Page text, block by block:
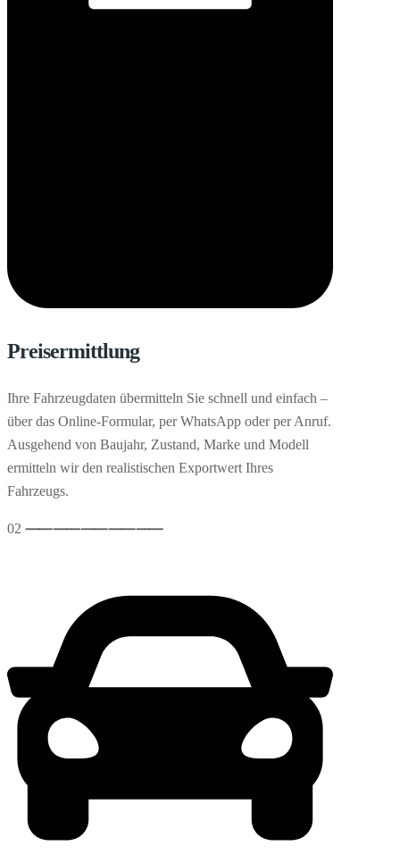
Preisermittlung
Ihre Fahrzeugdaten übermitteln Sie schnell und einfach –
über das Online-Formular, per WhatsApp oder per Anruf.
Ausgehend von Baujahr, Zustand, Marke und Modell
ermitteln wir den realistischen Exportwert Ihres
Fahrzeugs.
02 ⸺⸺⸺⸺⸺